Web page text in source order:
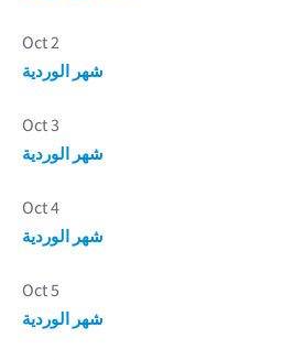
Oct 2
شهر الوردية
Oct 3
شهر الوردية
Oct 4
شهر الوردية
Oct 5
شهر الوردية